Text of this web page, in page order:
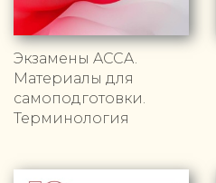
Экзамены ACCA.
Материалы для
самоподготовки.
Терминология